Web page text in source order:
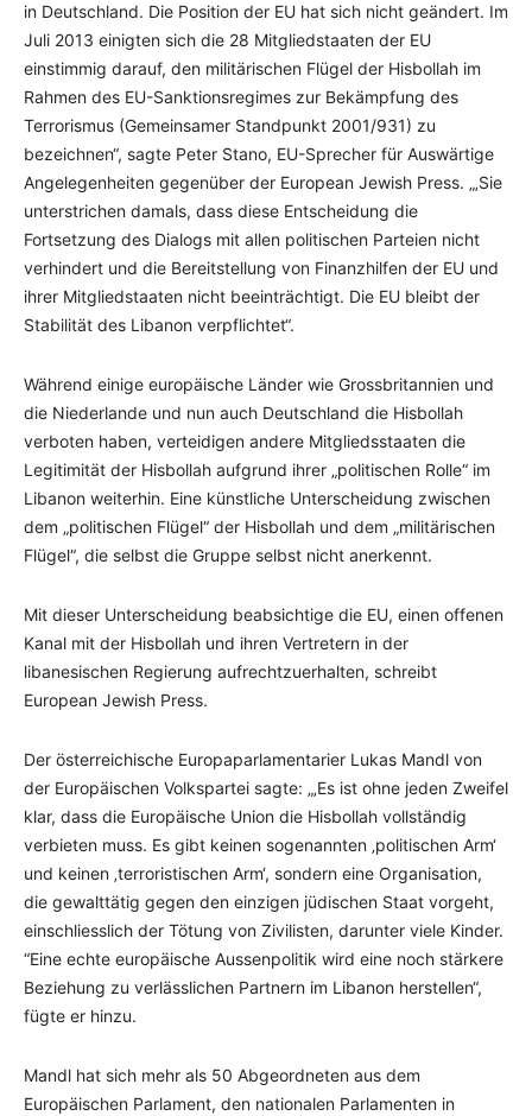
in Deutschland. Die Position der EU hat sich nicht geändert. Im
Juli 2013 einigten sich die 28 Mitgliedstaaten der EU
einstimmig darauf, den militärischen Flügel der Hisbollah im
Rahmen des EU-Sanktionsregimes zur Bekämpfung des
Terrorismus (Gemeinsamer Standpunkt 2001/931) zu
bezeichnen“, sagte Peter Stano, EU-Sprecher für Auswärtige
Angelegenheiten gegenüber der European Jewish Press. „‚Sie
unterstrichen damals, dass diese Entscheidung die
Fortsetzung des Dialogs mit allen politischen Parteien nicht
verhindert und die Bereitstellung von Finanzhilfen der EU und
ihrer Mitgliedstaaten nicht beeinträchtigt. Die EU bleibt der
Stabilität des Libanon verpflichtet“.
Während einige europäische Länder wie Grossbritannien und
die Niederlande und nun auch Deutschland die Hisbollah
verboten haben, verteidigen andere Mitgliedsstaaten die
Legitimität der Hisbollah aufgrund ihrer „politischen Rolle“ im
Libanon weiterhin. Eine künstliche Unterscheidung zwischen
dem „politischen Flügel“ der Hisbollah und dem „militärischen
Flügel“, die selbst die Gruppe selbst nicht anerkennt.
Mit dieser Unterscheidung beabsichtige die EU, einen offenen
Kanal mit der Hisbollah und ihren Vertretern in der
libanesischen Regierung aufrechtzuerhalten, schreibt
European Jewish Press.
Der österreichische Europaparlamentarier Lukas Mandl von
der Europäischen Volkspartei sagte: „‚Es ist ohne jeden Zweifel
klar, dass die Europäische Union die Hisbollah vollständig
verbieten muss. Es gibt keinen sogenannten ‚politischen Arm‘
und keinen ‚terroristischen Arm‘, sondern eine Organisation,
die gewalttätig gegen den einzigen jüdischen Staat vorgeht,
einschliesslich der Tötung von Zivilisten, darunter viele Kinder.
“Eine echte europäische Aussenpolitik wird eine noch stärkere
Beziehung zu verlässlichen Partnern im Libanon herstellen“,
fügte er hinzu.
Mandl hat sich mehr als 50 Abgeordneten aus dem
Europäischen Parlament, den nationalen Parlamenten in